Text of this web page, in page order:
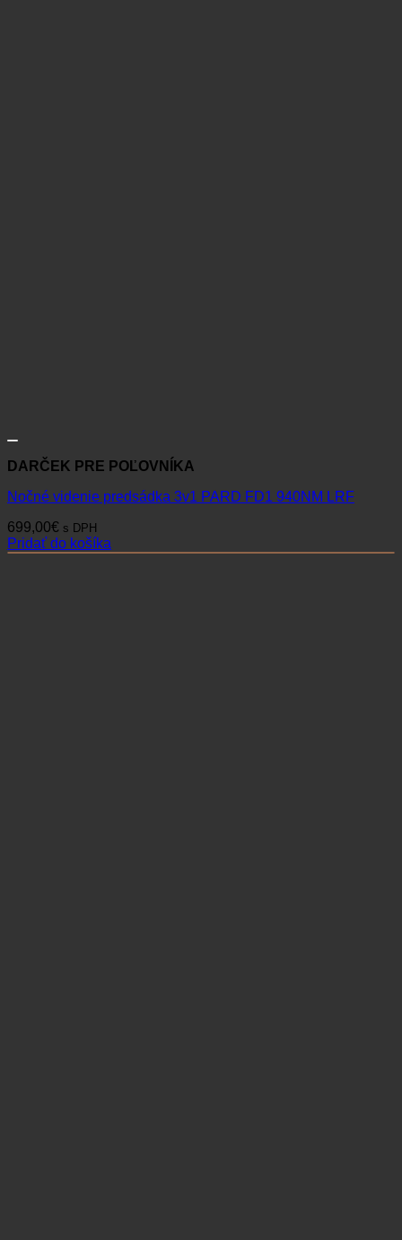
DARČEK PRE POĽOVNÍKA
Nočné videnie predsádka 3v1 PARD FD1 940NM LRF
699,00€ s DPH
Pridať do košíka